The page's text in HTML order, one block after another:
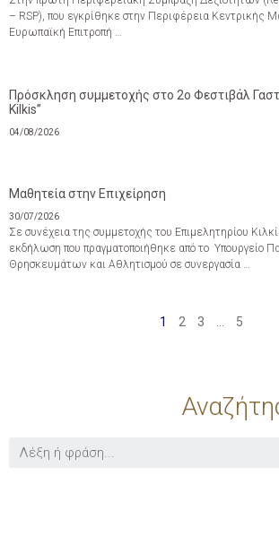
– RSP), που εγκρίθηκε στην Περιφέρεια Κεντρικής
Ευρωπαϊκή Επιτροπή …
Πρόσκληση συμμετοχής στο 2ο Φεστιβάλ
Kilkis”
04/08/2026
Μαθητεία στην Επιχείρηση
30/07/2026
Σε συνέχεια της συμμετοχής του Επιμελητηρίου
εκδήλωση που πραγματοποιήθηκε από το Υπουργείο
Θρησκευμάτων και Αθλητισμού σε συνεργασία …
1 2 3 5